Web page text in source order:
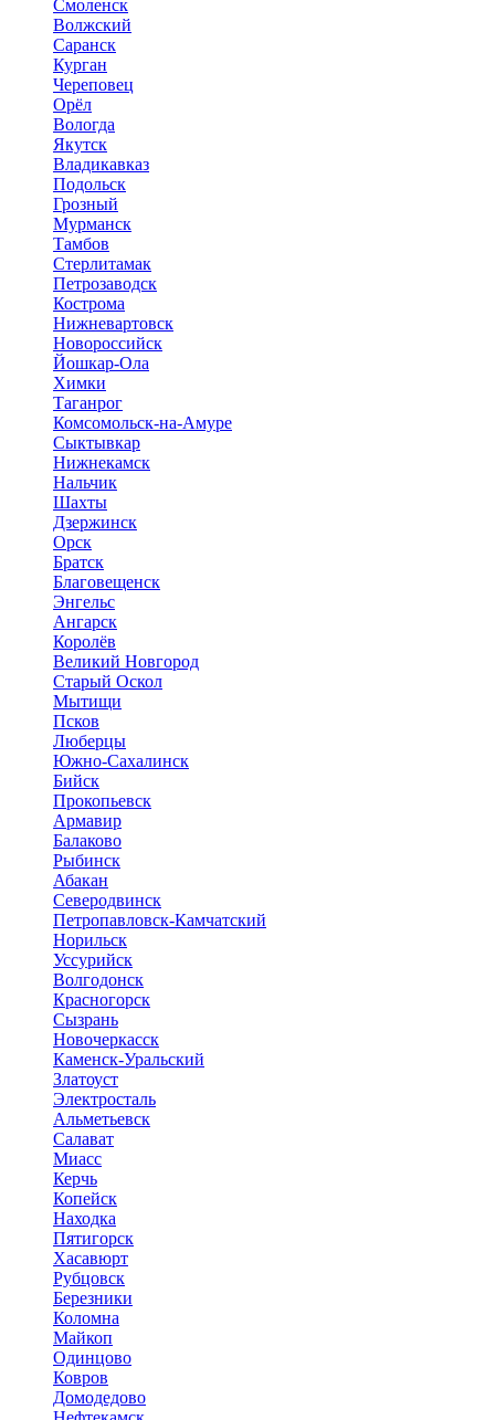
Смоленск
Волжский
Саранск
Курган
Череповец
Орёл
Вологда
Якутск
Владикавказ
Подольск
Грозный
Мурманск
Тамбов
Стерлитамак
Петрозаводск
Кострома
Нижневартовск
Новороссийск
Йошкар-Ола
Химки
Таганрог
Комсомольск-на-Амуре
Сыктывкар
Нижнекамск
Нальчик
Шахты
Дзержинск
Орск
Братск
Благовещенск
Энгельс
Ангарск
Королёв
Великий Новгород
Старый Оскол
Мытищи
Псков
Люберцы
Южно-Сахалинск
Бийск
Прокопьевск
Армавир
Балаково
Рыбинск
Абакан
Северодвинск
Петропавловск-Камчатский
Норильск
Уссурийск
Волгодонск
Красногорск
Сызрань
Новочеркасск
Каменск-Уральский
Златоуст
Электросталь
Альметьевск
Салават
Миасс
Керчь
Копейск
Находка
Пятигорск
Хасавюрт
Рубцовск
Березники
Коломна
Майкоп
Одинцово
Ковров
Домодедово